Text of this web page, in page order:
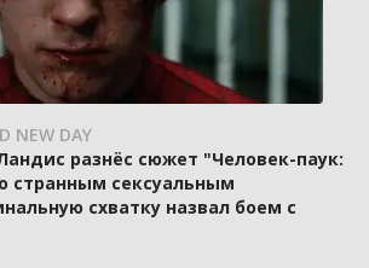
NEW DAY
разнёс сюжет "Человек-паук:
странным сексуальным
схватку назвал боем с